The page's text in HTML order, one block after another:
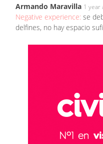
Armando Maravilla 1 year
Negative experience: se
delfines, no hay espacio